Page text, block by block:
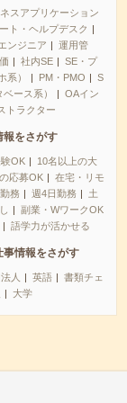
スアプリケーション
ト・ヘルプデスク
ンジニア
運用管
社内SE
SE・プ
系）
PM・PMO
S
ース系）
OAイン
トラクター
報をさがす
OK
10名以上の大
応募OK
在宅・リモ
務 週4日勤務
土
副業・WワークOK
語学力が活かせる
事情報をさがす
人 英語
書類チェ
大学